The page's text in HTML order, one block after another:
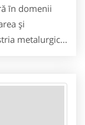
īn domenii
şi
metalurgic...